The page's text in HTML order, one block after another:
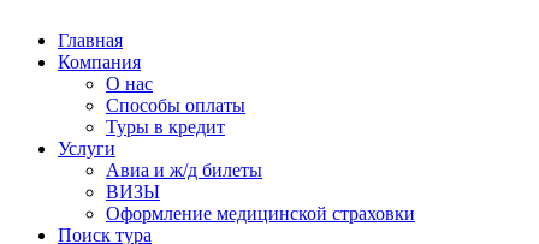
Главная
Компания
О нас
Способы оплаты
Туры в кредит
Услуги
Авиа и ж/д билеты
ВИЗЫ
Оформление медицинской страховки
Поиск тура